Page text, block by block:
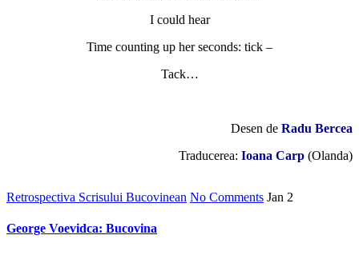
I could hear
Time counting up her seconds: tick –
Tack…
Desen de Radu Bercea
Traducerea: Ioana Carp (Olanda)
Retrospectiva Scrisului Bucovinean No Comments Jan 2
George Voevidca: Bucovina